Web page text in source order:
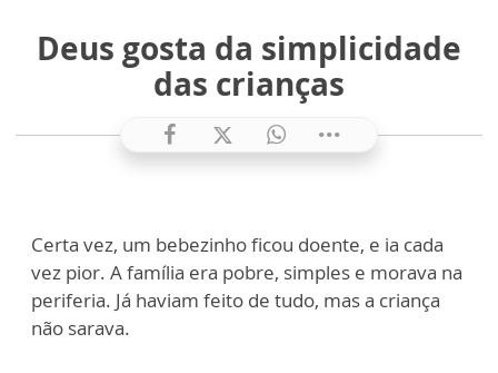
Deus gosta da simplicidade
das crianças
Certa vez, um bebezinho ficou doente, e ia cada
vez pior. A família era pobre, simples e morava na
periferia. Já haviam feito de tudo, mas a criança
não sarava.